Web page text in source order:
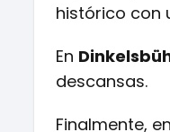
histórico con
En
descansas.
Finalmente, en